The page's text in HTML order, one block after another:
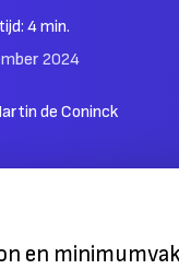
4min.
2024
de Coninck
en